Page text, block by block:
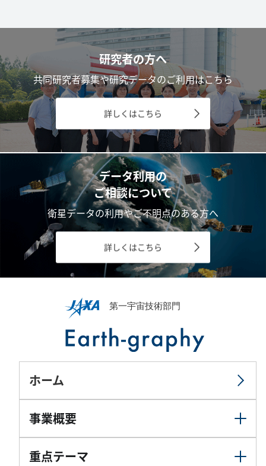
研究者の方へ
共同研究者募集や研究データのご利用はこちら
詳しくはこちら
データ利用の
ご相談について
衛星データの利用やご不明点のある方へ
詳しくはこちら
ホーム
事業概要
重点テーマ